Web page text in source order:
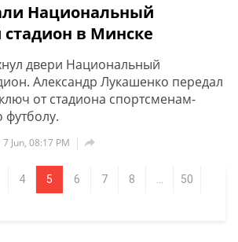
Национальный
в Минске
двери Национальный
Александр Лукашенко передал
от стадиона спортсменам-
футболу.
7 Jun, 08:17 PM 
4 5 6 7 8 50